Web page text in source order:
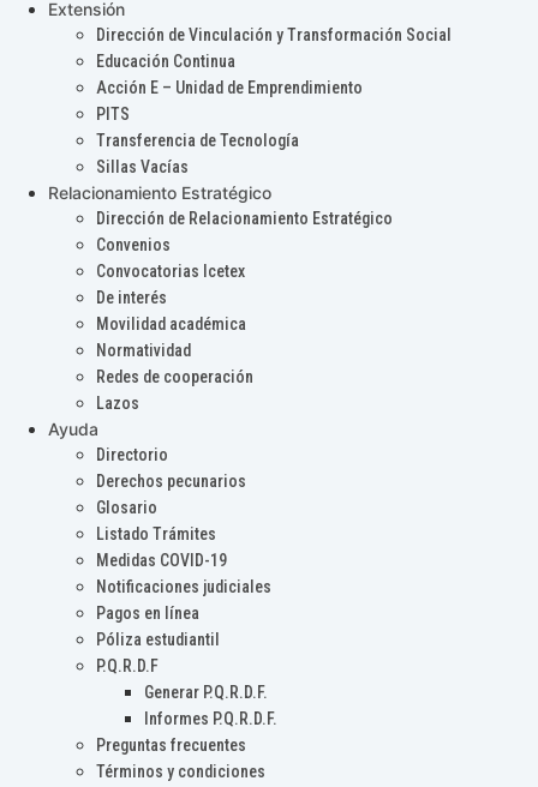
Extensión
Dirección de Vinculación y Transformación Social
Educación Continua
Acción E – Unidad de Emprendimiento
PITS
Transferencia de Tecnología
Sillas Vacías
Relacionamiento Estratégico
Dirección de Relacionamiento Estratégico
Convenios
Convocatorias Icetex
De interés
Movilidad académica
Normatividad
Redes de cooperación
Lazos
Ayuda
Directorio
Derechos pecunarios
Glosario
Listado Trámites
Medidas COVID-19
Notificaciones judiciales
Pagos en línea
Póliza estudiantil
P.Q.R.D.F
Generar P.Q.R.D.F.
Informes P.Q.R.D.F.
Preguntas frecuentes
Términos y condiciones